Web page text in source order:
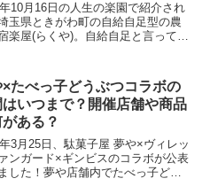
10月16日の人生の楽園で紹介され
玉県ときがわ町の自給自足型の農
楽屋(らくや)。自給自足と言っても
られるように努力されていまし
宿を営む...
たべっ子どうぶつコラボの
いつまで？開催店舗や商品
ある？
3月25日、駄菓子屋 夢や×ヴィレッ
ンガード×ギンビスのコラボが公表
した！夢や店舗内でたべっ子どう